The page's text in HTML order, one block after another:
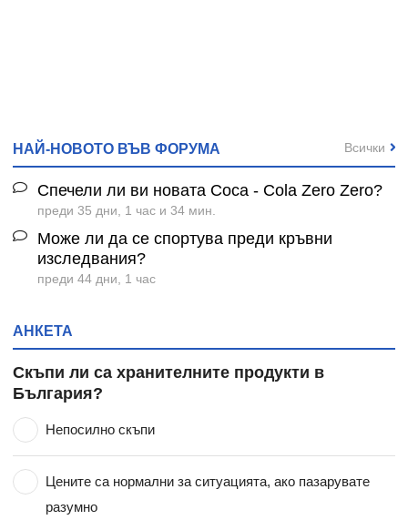
НАЙ-НОВОТО ВЪВ ФОРУМА
Спечели ли ви новата Coca - Cola Zero Zero?
преди 35 дни, 1 час и 34 мин.
Може ли да се спортува преди кръвни
изследвания?
преди 44 дни, 1 час
Всички
АНКЕТА
Скъпи ли са хранителните продукти в
България?
Непосилно скъпи
Цените са нормални за ситуацията, ако пазарувате
разумно